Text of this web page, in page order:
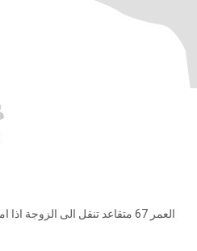
من الجزائر 🇩🇿العمر 67 متقاعد تنقل الى الزوجة اذا امكن يكون السكن